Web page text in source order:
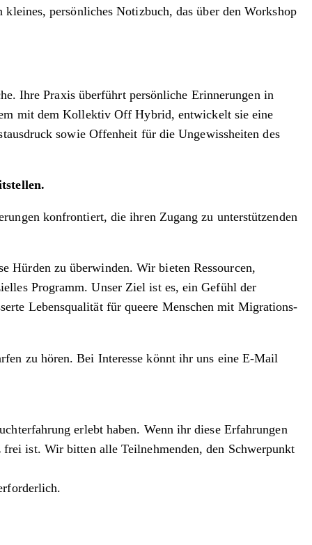
persönliches Notizbuch, das über den Workshop
Ihre Praxis überführt persönliche Erinnerungen in
mit dem Kollektiv Off Hybrid, entwickelt sie eine
sowie Offenheit für die Ungewissheiten des
konfrontiert, die ihren Zugang zu unterstützenden
Hürden zu überwinden. Wir bieten Ressourcen,
Programm. Unser Ziel ist es, ein Gefühl der
Lebensqualität für queere Menschen mit Migrations-
zu hören. Bei Interesse könnt ihr uns eine E-Mail
erlebt haben. Wenn ihr diese Erfahrungen
ist. Wir bitten alle Teilnehmenden, den Schwerpunkt